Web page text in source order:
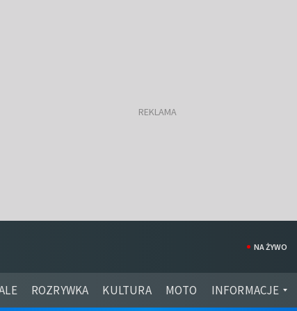
ROZRYWKA KULTURA MOTO INFORMACJE
NA ŻYWO